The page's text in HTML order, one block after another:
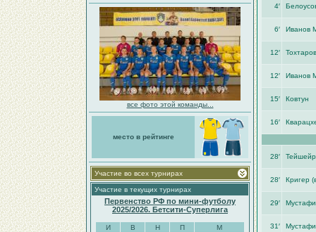
все фото этой команды...
место в рейтинге
Участие во всех турнирах
Участие в текущих турнирах
Первенство РФ по мини-футболу
2025/2026. Бетсити-Суперлига
И В Н П
М
4′
6′ Иванов
12′ Тохтаров
12′ Иванов
15′ Ковтун
16′
28′
28′ Кригер
29′
31′